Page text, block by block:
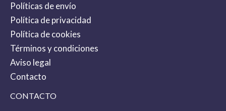
Políticas de envío
Política de privacidad
Política de cookies
Términos y condiciones
Aviso legal
Contacto
CONTACTO